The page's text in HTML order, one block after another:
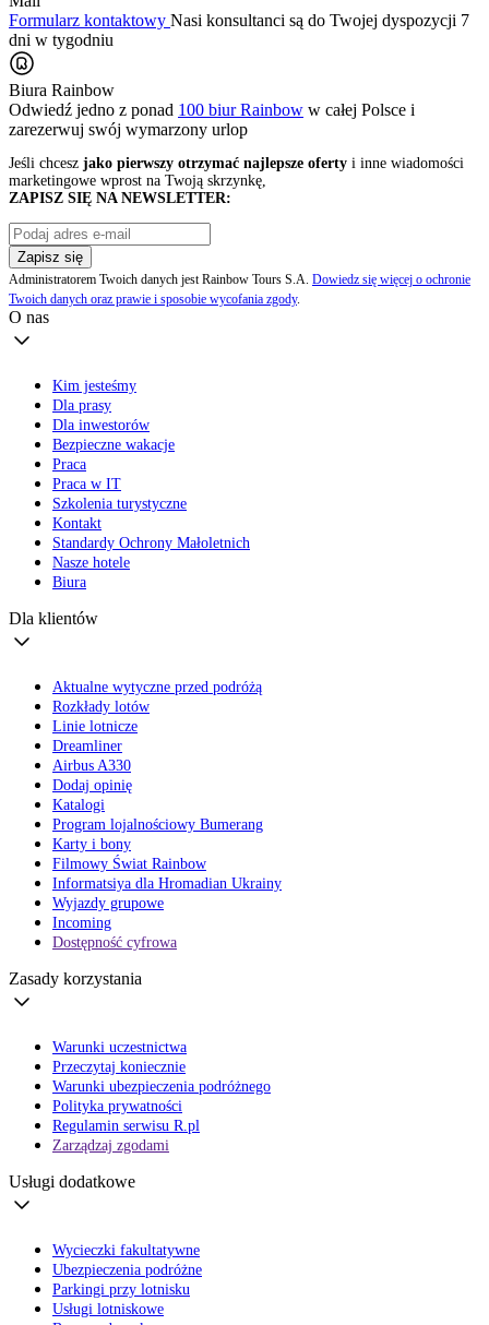
Formularz kontaktowy Nasi konsultanci są do Twojej dyspozycji 7
dni w tygodniu
Biura Rainbow
Odwiedź jedno z ponad 100 biur Rainbow w całej Polsce i
zarezerwuj swój wymarzony urlop
Jeśli chcesz jako pierwszy otrzymać najlepsze oferty i inne wiadomości
marketingowe wprost na Twoją skrzynkę,
ZAPISZ SIĘ NA NEWSLETTER:
Zapisz się
Administratorem Twoich danych jest Rainbow Tours S.A. Dowiedz się więcej o ochronie
Twoich danych oraz prawie i sposobie wycofania zgody.
O nas
Kim jesteśmy
Dla prasy
Dla inwestorów
Bezpieczne wakacje
Praca
Praca w IT
Szkolenia turystyczne
Kontakt
Standardy Ochrony Małoletnich
Nasze hotele
Biura
Dla klientów
Aktualne wytyczne przed podróżą
Rozkłady lotów
Linie lotnicze
Dreamliner
Airbus A330
Dodaj opinię
Katalogi
Program lojalnościowy Bumerang
Karty i bony
Filmowy Świat Rainbow
Informatsiya dla Hromadian Ukrainy
Wyjazdy grupowe
Incoming
Dostępność cyfrowa
Zasady korzystania
Warunki uczestnictwa
Przeczytaj koniecznie
Warunki ubezpieczenia podróżnego
Polityka prywatności
Regulamin serwisu R.pl
Zarządzaj zgodami
Usługi dodatkowe
Wycieczki fakultatywne
Ubezpieczenia podróżne
Parkingi przy lotnisku
Usługi lotniskowe